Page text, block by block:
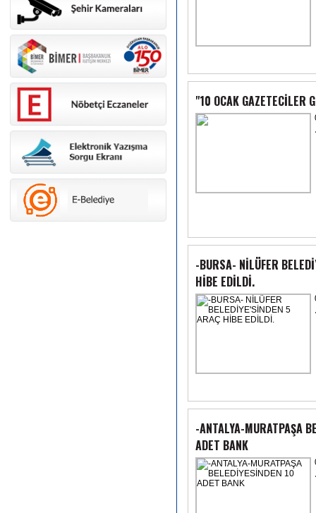
"10 OCAK GAZETECİLER
-BURSA- NİLÜFER
HİBE EDİLDİ.
-ANTALYA-MURATPAŞA
ADET BANK